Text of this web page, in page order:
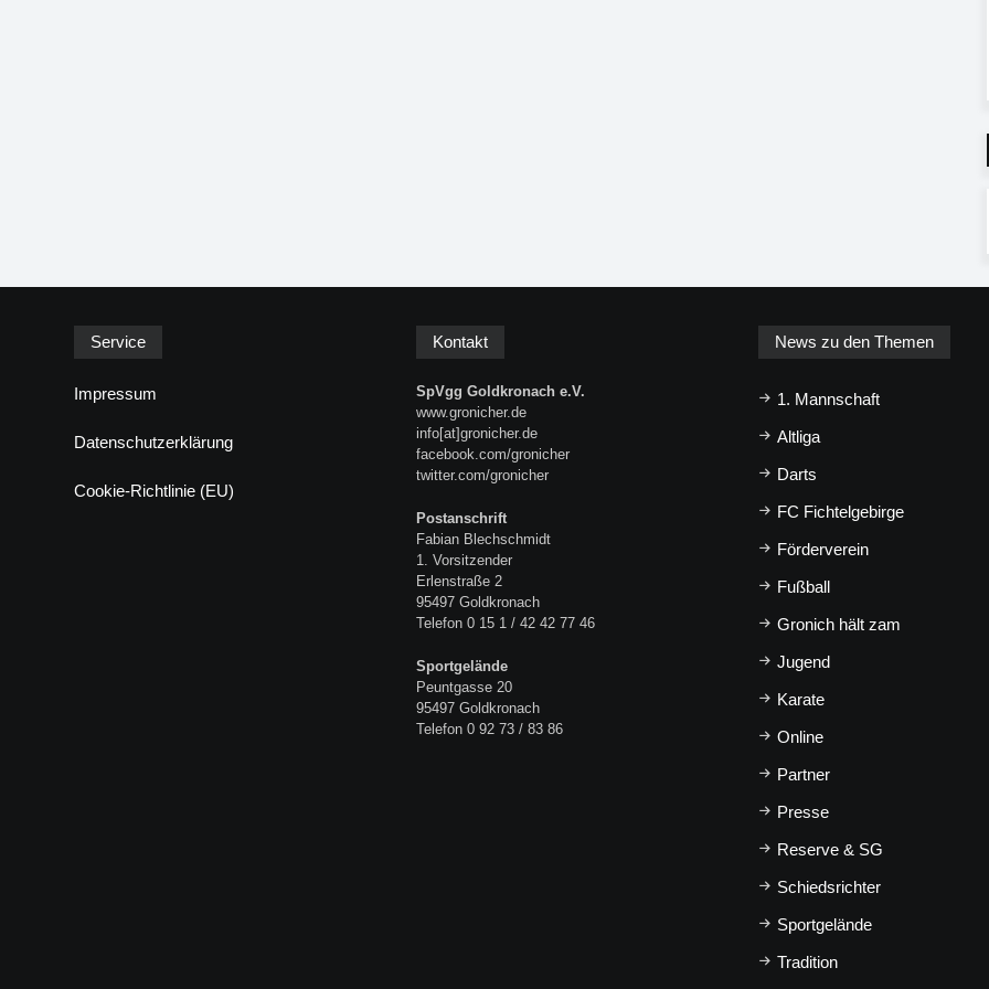
Service
Impressum
Datenschutzerklärung
Cookie-Richtlinie (EU)
Kontakt
SpVgg Goldkronach e.V.
www.gronicher.de
info[at]gronicher.de
facebook.com/gronicher
twitter.com/gronicher
Postanschrift
Fabian Blechschmidt
1. Vorsitzender
Erlenstraße 2
95497 Goldkronach
Telefon 0 15 1 / 42 42 77 46
Sportgelände
Peuntgasse 20
95497 Goldkronach
Telefon 0 92 73 / 83 86
News zu den Themen
1. Mannschaft
Altliga
Darts
FC Fichtelgebirge
Förderverein
Fußball
Gronich hält zam
Jugend
Karate
Online
Partner
Presse
Reserve & SG
Schiedsrichter
Sportgelände
Tradition